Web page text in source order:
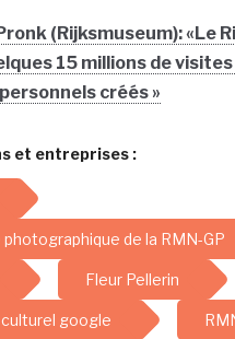
(Rijksmuseum): «Le
15 millions de
créés »
et entreprises :
de la RMN-GP
Fleur Pellerin
google